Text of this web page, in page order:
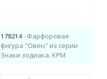
178214- Фарфоровая
фигура "Овен" из серии
Знаки зодиака. KPM